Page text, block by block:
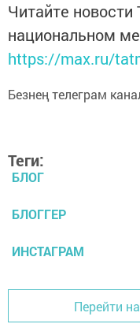
Читайте новости
национальном
https://max.ru/
Безнең телеграм
Теги:
БЛОГ
БЛОГГЕР
ИНСТАГРАМ
Перейти